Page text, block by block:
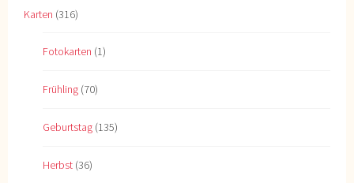
Karten (316)
Fotokarten (1)
Frühling (70)
Geburtstag (135)
Herbst (36)